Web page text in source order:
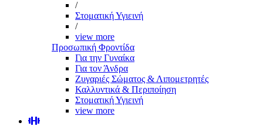
/
Στοματική Υγιεινή
/
view more
Προσωπική Φροντίδα
Για την Γυναίκα
Για τον Άνδρα
Ζυγαριές Σώματος & Λιπομετρητές
Καλλυντικά & Περιποίηση
Στοματική Υγιεινή
view more